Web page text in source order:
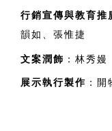
行銷宣傳與教育推
韻如、張惟捷
文案潤飾 ：林秀嫚
展示執行製作 ：